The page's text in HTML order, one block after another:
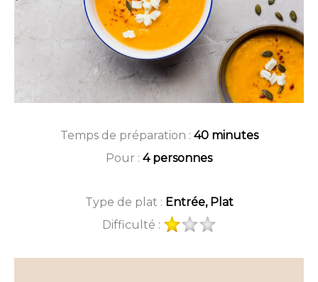
Temps de préparation : 40 minutes
Pour : 4 personnes
Type de plat : Entrée, Plat
Difficulté :